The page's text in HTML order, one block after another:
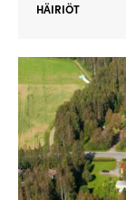
HÄIRIÖT